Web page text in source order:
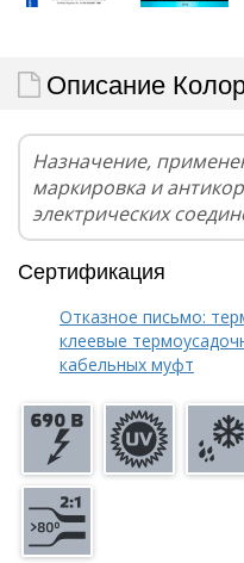
Описание
Назначение,
маркировка и
электрических
Сертификация
Отказное письмо:
клеевые
кабельных муфт